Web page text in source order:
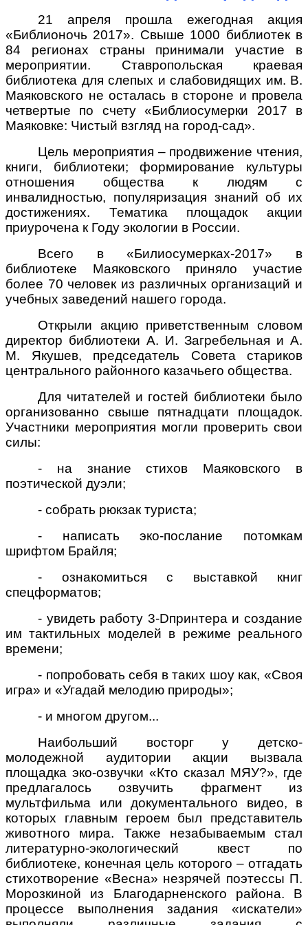
21 апреля прошла ежегодная акция
«Библионочь 2017». Свыше 1000 библиотек в
84 регионах страны принимали участие в
мероприятии. Ставропольская краевая
библиотека для слепых и слабовидящих им. В.
Маяковского не осталась в стороне и провела
четвертые по счету «Библиосумерки 2017 в
Маяковке: Чистый взгляд на город-сад».
Цель мероприятия – продвижение чтения,
книги, библиотеки; формирование культуры
отношения общества к людям с
инвалидностью, популяризация знаний об их
достижениях. Тематика площадок акции
приурочена к Году экологии в России.
Всего в «Билиосумерках-2017» в
библиотеке Маяковского приняло участие
более 70 человек из различных организаций и
учебных заведений нашего города.
Открыли акцию приветственным словом
директор библиотеки А. И. Загребельная и А.
М. Якушев, председатель Совета стариков
центрального районного казачьего общества.
Для читателей и гостей библиотеки было
организованно свыше пятнадцати площадок.
Участники мероприятия могли проверить свои
силы:
- на знание стихов Маяковского в
поэтической дуэли;
- собрать рюкзак туриста;
- написать эко-послание потомкам
шрифтом Брайля;
- ознакомиться с выставкой книг
спецформатов;
- увидеть работу 3-Dпринтера и создание
им тактильных моделей в режиме реального
времени;
- попробовать себя в таких шоу как, «Своя
игра» и «Угадай мелодию природы»;
- и многом другом...
Наибольший восторг у детско-
молодежной аудитории акции вызвала
площадка эко-озвучки «Кто сказал МЯУ?», где
предлагалось озвучить фрагмент из
мультфильма или документального видео, в
которых главным героем был представитель
животного мира. Также незабываемым стал
литературно-экологический квест по
библиотеке, конечная цель которого – отгадать
стихотворение «Весна» незрячей поэтессы П.
Морозкиной из Благодарненского района. В
процессе выполнения задания «искатели»